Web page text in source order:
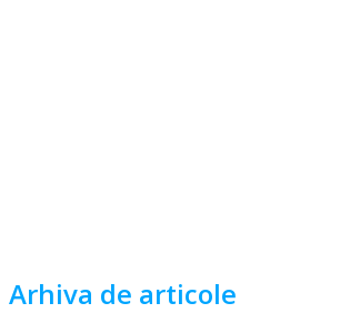
Arhiva de articole